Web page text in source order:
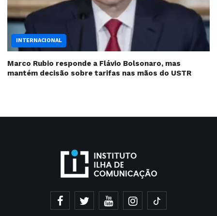
INTERNACIONAL
Marco Rubio responde a Flávio Bolsonaro, mas
mantém decisão sobre tarifas nas mãos do USTR